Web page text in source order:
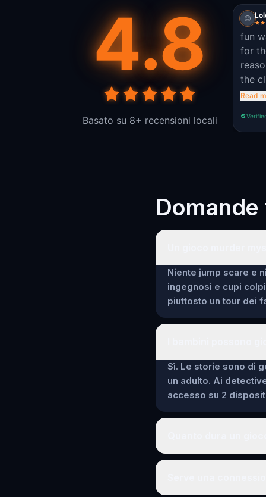
4.8
Basato su 8+ recensioni locali
fun
for
the
sense
Read
Niente jump scare e
ingegnosi e cupi
piuttosto un tour dei
Sì. Le storie sono di
un adulto. Ai
accesso su 2